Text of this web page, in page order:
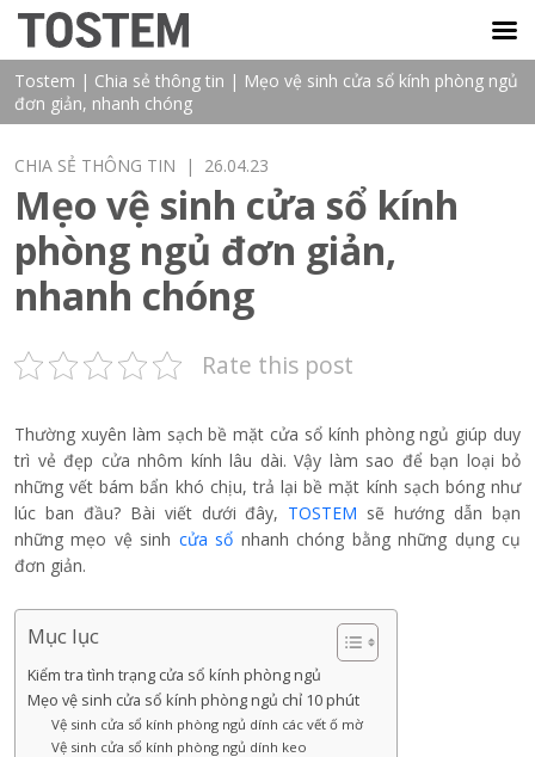
Tostem | Chia sẻ thông tin | Mẹo vệ sinh cửa sổ kính phòng ngủ
đơn giản, nhanh chóng
CHIA SẺ THÔNG TIN | 26.04.23
Mẹo vệ sinh cửa sổ kính
phòng ngủ đơn giản,
nhanh chóng
Rate this post
Thường xuyên làm sạch bề mặt cửa sổ kính phòng ngủ giúp duy
trì vẻ đẹp cửa nhôm kính lâu dài. Vậy làm sao để bạn loại bỏ
những vết bám bẩn khó chịu, trả lại bề mặt kính sạch bóng như
lúc ban đầu? Bài viết dưới đây, TOSTEM sẽ hướng dẫn bạn
những mẹo vệ sinh cửa sổ nhanh chóng bằng những dụng cụ
đơn giản.
Mục lục
Kiểm tra tình trạng cửa sổ kính phòng ngủ
Mẹo vệ sinh cửa sổ kính phòng ngủ chỉ 10 phút
Vệ sinh cửa sổ kính phòng ngủ dính các vết ố mờ
Vệ sinh cửa sổ kính phòng ngủ dính keo
TOSTEM VIỆT NAM